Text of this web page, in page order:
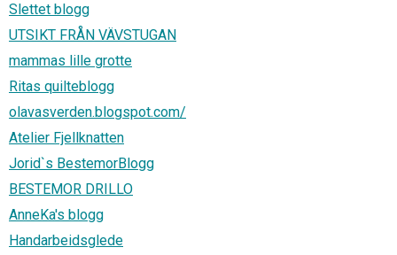
Slettet blogg
UTSIKT FRÅN VÄVSTUGAN
mammas lille grotte
Ritas quilteblogg
olavasverden.blogspot.com/
Atelier Fjellknatten
Jorid`s BestemorBlogg
BESTEMOR DRILLO
AnneKa's blogg
Handarbeidsglede